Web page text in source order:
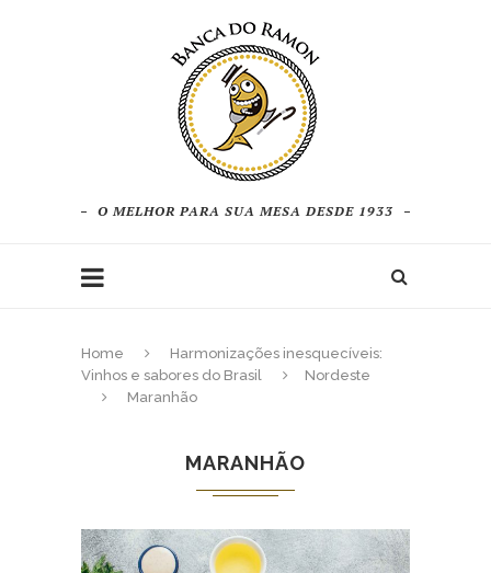
O MELHOR PARA SUA MESA DESDE 1933
Home
Harmonizações inesquecíveis:
Vinhos e sabores do Brasil
Nordeste
Maranhão
MARANHÃO